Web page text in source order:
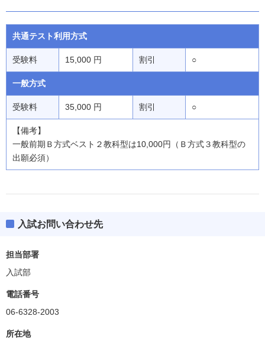
共通テスト利用方式
受験料 15,000 円 割引 ○
一般方式
受験料 35,000 円 割引 ○
【備考】
一般前期Ｂ方式ベスト２教科型は10,000円（Ｂ方式３教科型の
出願必須）
入試お問い合わせ先
担当部署
入試部
電話番号
06-6328-2003
所在地